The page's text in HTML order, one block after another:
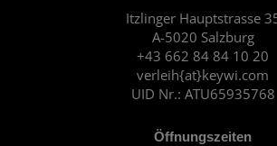
Itzlinger Hauptstrasse
A-5020 Salzburg
+43 662 84 84 10 20
verleih{at}keywi.com
UID Nr.: ATU65935768
Öffnungszeiten